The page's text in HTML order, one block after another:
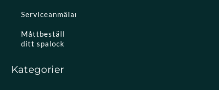
Serviceanmälan
Måttbeställ
ditt spalock
Kategorier